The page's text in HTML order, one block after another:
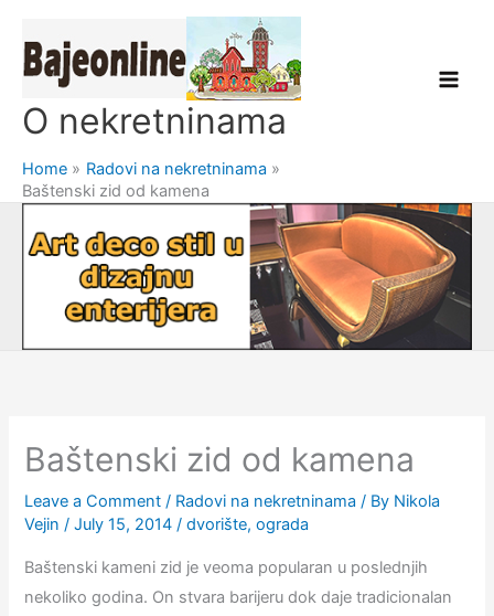
content
O nekretninama
Home
Radovi na nekretninama
Baštenski zid od kamena
Baštenski zid od kamena
Leave a Comment / Radovi na nekretninama / By Nikola
Vejin/July 15, 2014/dvorište,ograda
Baštenski kameni zid je veoma popularan u poslednjih
nekoliko godina. On stvara barijeru dok daje tradicionalan